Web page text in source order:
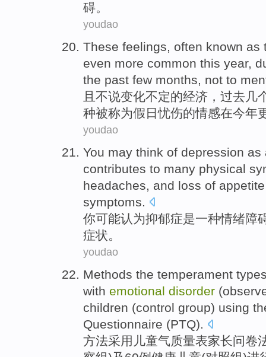
碍。
youdao
These feelings, often known as
even more common this year,
the past few months, not to
且不说变化不定的经济， 过去 几
种被称为假日忧伤的情感在今年
youdao
You may think of depression as
contributes to many physical
headaches, and loss of
symptoms.
你可能认为抑郁症是一种情绪障
症状。
youdao
Methods the temperament
with emotional disorder (
children (control group) using
Questionnaire (PTQ).
方法采用 儿童气质量表家长问卷